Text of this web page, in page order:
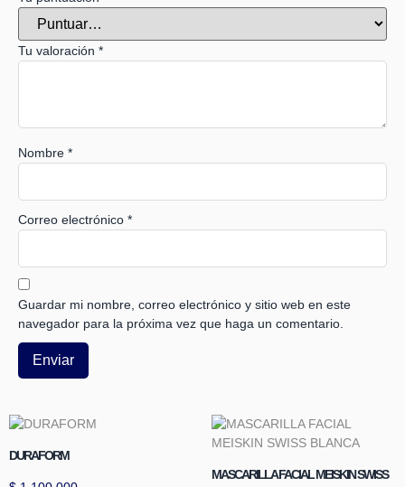
Tu valoración *
Nombre *
Correo electrónico *
Guardar mi nombre, correo electrónico y sitio web en este
navegador para la próxima vez que haga un comentario.
DURAFORM
MASCARILLA FACIAL MEISKIN SWISS